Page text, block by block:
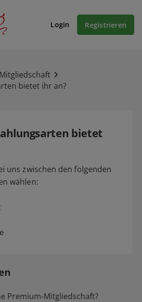
Login Registrieren
bietet ihr an?
bietet
uns zwischen den folgenden
wählen:
Premium-Mitgliedschaft?